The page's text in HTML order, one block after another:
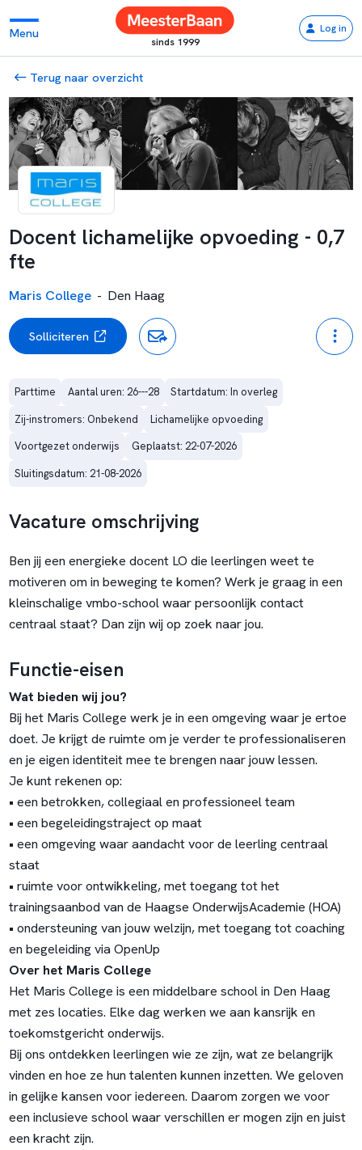
Menu
sinds 1999
Log in
Terug naar overzicht
Docent lichamelijke opvoeding - 0,7
fte
Maris College - Den Haag
Solliciteren
Parttime Aantal uren: 26---28
Startdatum: In overleg
Zij-instromers: Onbekend
Lichamelijke opvoeding
Voortgezet onderwijs
Geplaatst: 22-07-2026
Sluitingsdatum: 21-08-2026
Vacature omschrijving
Ben jij een energieke docent LO die leerlingen weet te
motiveren om in beweging te komen? Werk je graag in een
kleinschalige vmbo-school waar persoonlijk contact
centraal staat? Dan zijn wij op zoek naar jou.
Functie-eisen
Wat bieden wij jou?
Bij het Maris College werk je in een omgeving waar je ertoe
doet. Je krijgt de ruimte om je verder te professionaliseren
en je eigen identiteit mee te brengen naar jouw lessen.
Je kunt rekenen op:
• een betrokken, collegiaal en professioneel team
• een begeleidingstraject op maat
• een omgeving waar aandacht voor de leerling centraal
staat
• ruimte voor ontwikkeling, met toegang tot het
trainingsaanbod van de Haagse OnderwijsAcademie (HOA)
• ondersteuning van jouw welzijn, met toegang tot coaching
en begeleiding via OpenUp
Over het Maris College
Het Maris College is een middelbare school in Den Haag
met zes locaties. Elke dag werken we aan kansrijk en
toekomstgericht onderwijs.
Bij ons ontdekken leerlingen wie ze zijn, wat ze belangrijk
vinden en hoe ze hun talenten kunnen inzetten. We geloven
in gelijke kansen voor iedereen. Daarom zorgen we voor
een inclusieve school waar verschillen er mogen zijn en juist
een kracht zijn.